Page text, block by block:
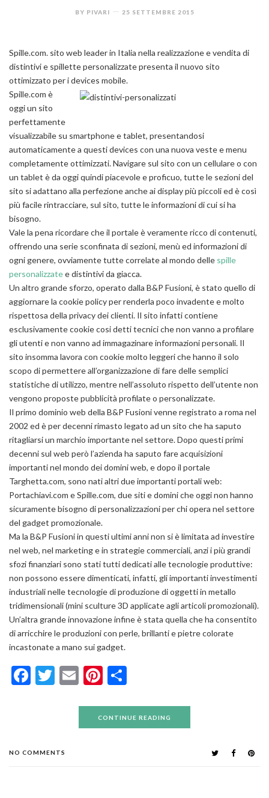
BY PIVARI 25 SETTEMBRE 2015
Spille.com. sito web leader in Italia nella realizzazione e vendita di
distintivi e spillette personalizzate presenta il nuovo sito
ottimizzato per i devices mobile.
Spille.com è
oggi un sito
perfettamente
visualizzabile su smartphone e tablet, presentandosi
automaticamente a questi devices con una nuova veste e menu
completamente ottimizzati. Navigare sul sito con un cellulare o con
un tablet è da oggi quindi piacevole e proficuo, tutte le sezioni del
sito si adattano alla perfezione anche ai display più piccoli ed è così
più facile rintracciare, sul sito, tutte le informazioni di cui si ha
bisogno.
Vale la pena ricordare che il portale è veramente ricco di contenuti,
offrendo una serie sconfinata di sezioni, menù ed informazioni di
ogni genere, ovviamente tutte correlate al mondo delle spille
personalizzatee distintivi da giacca.
Un altro grande sforzo, operato dalla B&P Fusioni, è stato quello di
aggiornare la cookie policy per renderla poco invadente e molto
rispettosa della privacy dei clienti. Il sito infatti contiene
esclusivamente cookie cosi detti tecnici che non vanno a profilare
gli utenti e non vanno ad immagazinare informazioni personali. Il
sito insomma lavora con cookie molto leggeri che hanno il solo
scopo di permettere all’organizzazione di fare delle semplici
statistiche di utilizzo, mentre nell’assoluto rispetto dell’utente non
vengono proposte pubblicità profilate o personalizzate.
Il primo dominio web della B&P Fusioni venne registrato a roma nel
2002 ed è per decenni rimasto legato ad un sito che ha saputo
ritagliarsi un marchio importante nel settore. Dopo questi primi
decenni sul web però l’azienda ha saputo fare acquisizioni
importanti nel mondo dei domini web, e dopo il portale
Targhetta.com, sono nati altri due importanti portali web:
Portachiavi.com e Spille.com, due siti e domini che oggi non hanno
sicuramente bisogno di personalizzazioni per chi opera nel settore
del gadget promozionale.
Ma la B&P Fusioni in questi ultimi anni non si è limitata ad investire
nel web, nel marketing e in strategie commerciali, anzi i più grandi
sfozi finanziari sono stati tutti dedicati alle tecnologie produttive:
non possono essere dimenticati, infatti, gli importanti investimenti
industriali nelle tecnologie di produzione di oggetti in metallo
tridimensionali (mini sculture 3D applicate agli articoli promozionali).
Un’altra grande innovazione infine è stata quella che ha consentito
di arricchire le produzioni con perle, brillanti e pietre colorate
incastonate a mano sui gadget.
Facebook
Twitter
EmailPinterest
CONTINUE READING
NO COMMENTS